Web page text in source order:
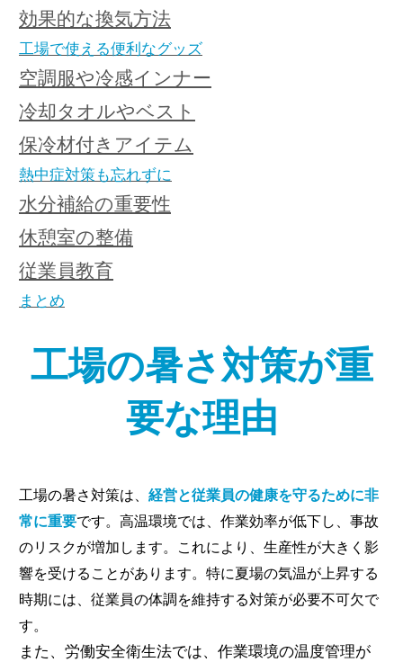
効果的な換気方法
工場で使える便利なグッズ
空調服や冷感インナー
冷却タオルやベスト
保冷材付きアイテム
熱中症対策も忘れずに
水分補給の重要性
休憩室の整備
従業員教育
まとめ
工場の暑さ対策が重
要な理由
工場の暑さ対策は、 経営と従業員の健康を守るために非
常に重要です。高温環境では、作業効率が低下し、事故
のリスクが増加します。これにより、生産性が大きく影
響を受けることがあります。特に夏場の気温が上昇する
時期には、従業員の体調を維持する対策が必要不可欠で
す。
また、労働安全衛生法では、作業環境の温度管理が